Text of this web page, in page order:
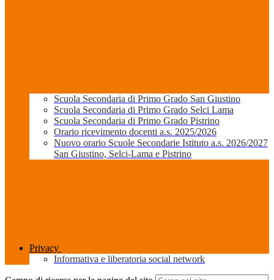
Scuola Secondaria di Primo Grado San Giustino
Scuola Secondaria di Primo Grado Selci Lama
Scuola Secondaria di Primo Grado Pistrino
Orario ricevimento docenti a.s. 2025/2026
Nuovo orario Scuole Secondarie Istituto a.s. 2026/2027
San Giustino, Selci-Lama e Pistrino
Privacy
Informativa e liberatoria social network